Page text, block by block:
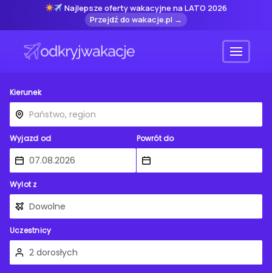
Najlepsze oferty wakacyjne na LATO 2026
Przejdź do wakacje.pl →
Menu
Kierunek
Wyjazd od Powrót do
Wylot z
Uczestnicy